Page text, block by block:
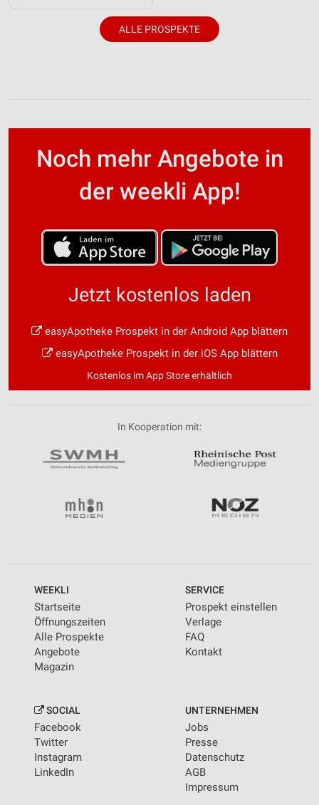
ALLE PROSPEKTE
Noch mehr Angebote in
der weekli App!
Jetzt kostenlos laden
easyApotheke Prospekt in der Android App blättern
easyApotheke Prospekt in der iOS App blättern
Kostenlos im App Store erhältlich
In Kooperation mit:
WEEKLI
Startseite
Öffnungszeiten
Alle Prospekte
Angebote
Magazin
SERVICE
Prospekt einstellen
Verlage
FAQ
Kontakt
SOCIAL
Facebook
Twitter
Instagram
LinkedIn
UNTERNEHMEN
Jobs
Presse
Datenschutz
AGB
Impressum